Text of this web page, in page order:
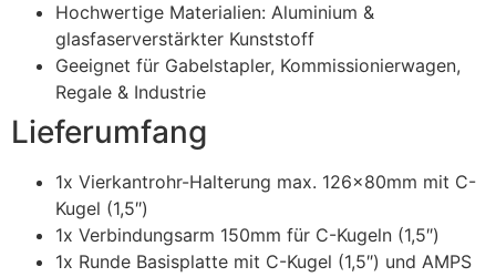
Hochwertige Materialien: Aluminium &
glasfaserverstärkter Kunststoff
Geeignet für Gabelstapler, Kommissionierwagen,
Regale & Industrie
Lieferumfang
1x Vierkantrohr-Halterung max. 126x80mm mit C-
Kugel (1,5″)
1x Verbindungsarm 150mm für C-Kugeln (1,5″)
1x Runde Basisplatte mit C-Kugel (1,5″) und AMPS